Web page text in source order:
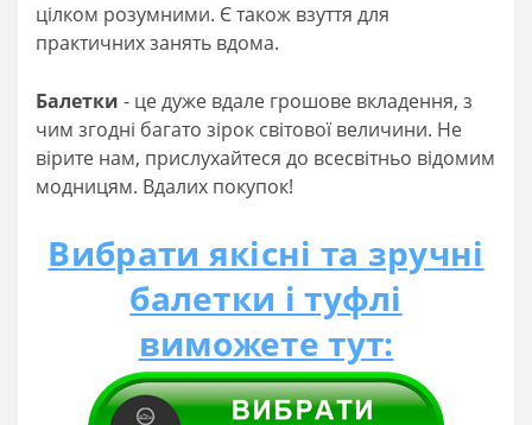
цілком розумними. Є також взуття для
практичних занять вдома.
Балетки - це дуже вдале грошове вкладення, з
чим згодні багато зірок світової величини. Не
вірите нам, прислухайтеся до всесвітньо відомим
модницям. Вдалих покупок!
Вибрати якісні та зручні
балетки і туфлі
виможете тут: